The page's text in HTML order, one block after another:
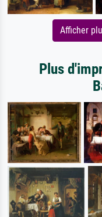
Afficher
Plus